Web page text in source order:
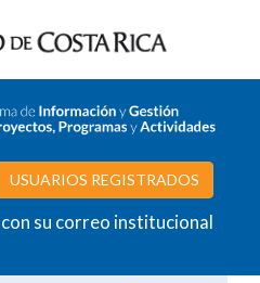
USUARIOS REGISTRADOS
su correo institucional